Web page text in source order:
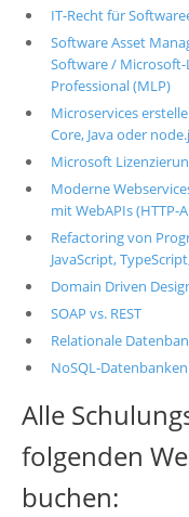
IT-Recht für
Software Asset
Software /
Professional (MLP)
Microservices
Core, Java oder
Microsoft
Moderne
mit WebAPIs (HTTP-
Refactoring von
JavaScript,
Domain Driven
SOAP vs. REST
Relationale
NoSQL-Datenbanken
Alle
folgenden
buchen: